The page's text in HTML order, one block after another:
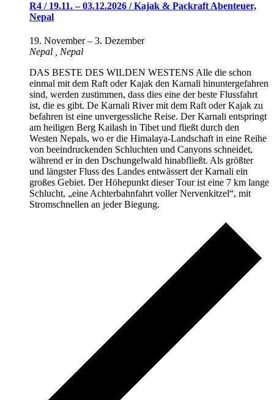
R4 / 19.11. – 03.12.2026 / Kajak & Packraft Abenteuer,
Nepal
19. November– 3. Dezember
Nepal , Nepal
DAS BESTE DES WILDEN WESTENS Alle die schon
einmal mit dem Raft oder Kajak den Karnali hinuntergefahren
sind, werden zustimmen, dass dies eine der beste Flussfahrt
ist, die es gibt. De Karnali River mit dem Raft oder Kajak zu
befahren ist eine unvergessliche Reise. Der Karnali entspringt
am heiligen Berg Kailash in Tibet und fließt durch den
Westen Nepals, wo er die Himalaya-Landschaft in eine Reihe
von beeindruckenden Schluchten und Canyons schneidet,
während er in den Dschungelwald hinabfließt. Als größter
und längster Fluss des Landes entwässert der Karnali ein
großes Gebiet. Der Höhepunkt dieser Tour ist eine 7 km lange
Schlucht, „eine Achterbahnfahrt voller Nervenkitzel“, mit
Stromschnellen an jeder Biegung.